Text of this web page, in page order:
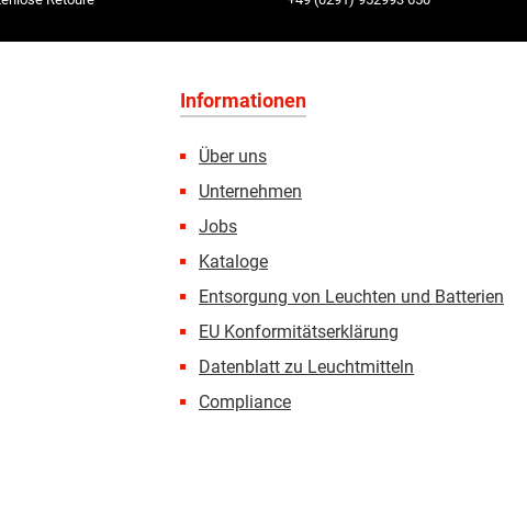
Informationen
Über uns
Unternehmen
Jobs
Kataloge
Entsorgung von Leuchten und Batterien
EU Konformitätserklärung
Datenblatt zu Leuchtmitteln
Compliance